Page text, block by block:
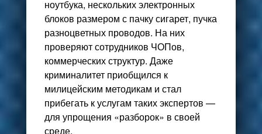
ноутбука, нескольких электронных
блоков размером с пачку сигарет, пучка
разноцветных проводов. На них
проверяют сотрудников ЧОПов,
коммерческих структур. Даже
криминалитет приобщился к
милицейским методикам и стал
прибегать к услугам таких экспертов —
для упрощения «разборок» в своей
среде.